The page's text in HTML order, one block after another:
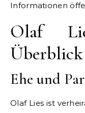
Informationen
Olaf
Überblick
Ehe und
Olaf Lies ist